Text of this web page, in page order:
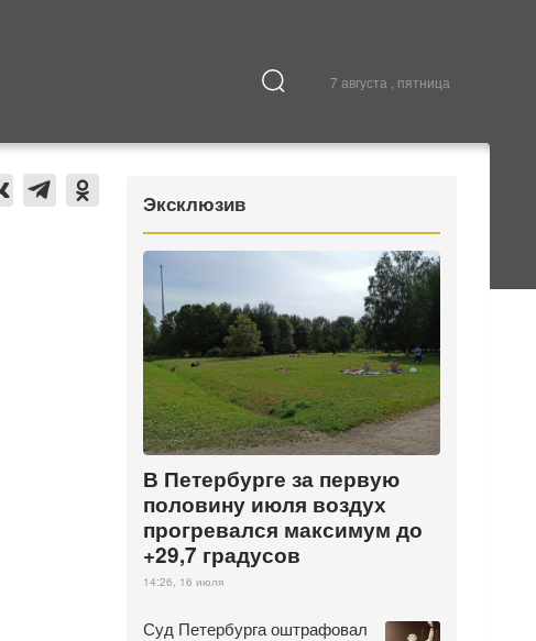
7 августа , пятница
Культура
Эксклюзив
В Петербурге за первую
половину июля воздух
прогревался максимум до
+29,7 градусов
14:26, 16 июля
Суд Петербурга оштрафовал